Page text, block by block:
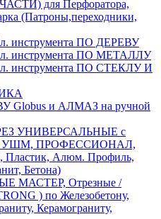
для Перфоратора,
(Патроны,переходники,
инструмента ПО ДЕРЕВУ
инструмента ПО МЕТАЛЛУ
инструмента ПО СТЕКЛУ И
и АЛМАЗ на ручной
УНИВЕРСАЛЬНЫЕ с
УШМ, ПРОФЕССИОНАЛ,
Пластик, Алюм. Профиль,
Бетона)
МАСТЕР, Отрезные /
) по Железобетону,
Керамограниту,